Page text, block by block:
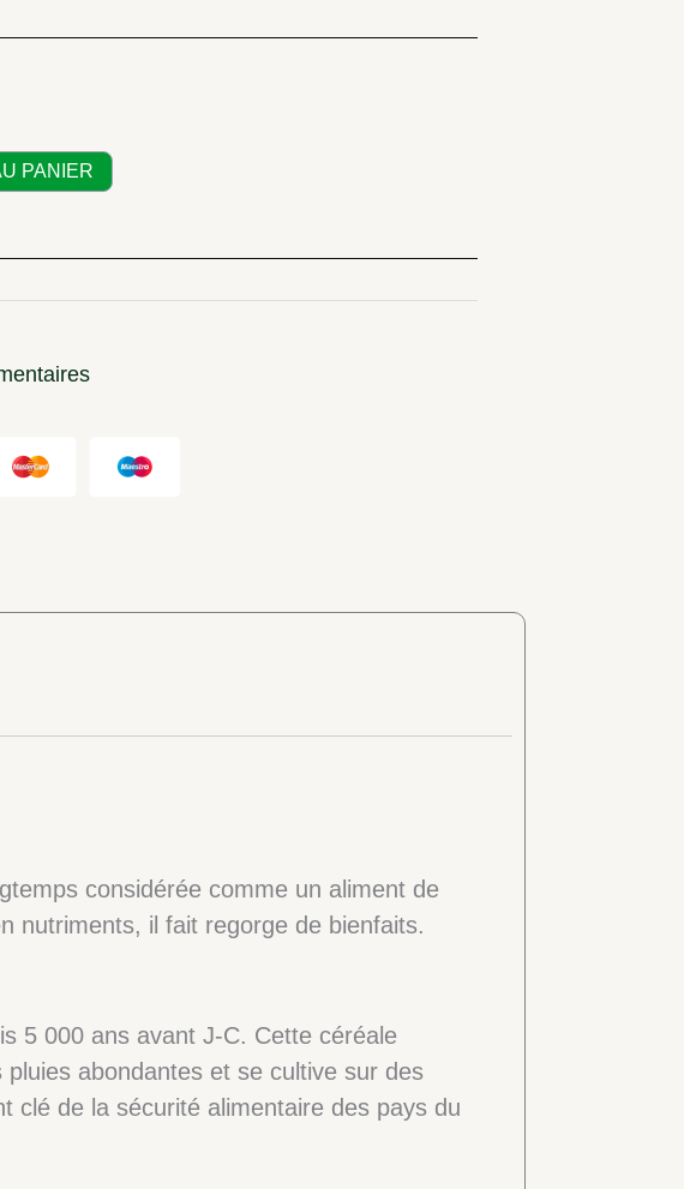
PANIER
considérée comme un aliment de
nutriments, il fait regorge de bienfaits.
5 000 ans avant J-C. Cette céréale
abondantes et se cultive sur des
clé de la sécurité alimentaire des pays du